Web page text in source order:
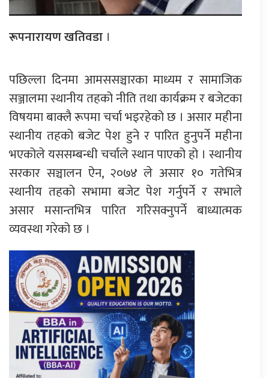
रूपनारायण खतिवडा ।
पछिल्ला दिनमा आमससञ्चारका माध्यम र सामाजिक
सञ्जालमा स्थानीय तहको नीति तथा कार्यक्रम र बजेटका
विषयमा बाक्लै रूपमा चर्चा भइरहेको छ । असार महीना
स्थानीय तहको बजेट पेश हुने र पारित हुनुपर्ने महीना
भएकोले यससम्बन्धी चर्चाले स्थान पाएको हो । स्थानीय
सरकार सञ्चालन ऐन, २०७४ ले असार १० गतेभित्र
स्थानीय तहको सभामा बजेट पेश गर्नुपर्ने र सभाले
असार मसान्तभित्र पारित गरिसक्नुपर्ने बाध्यात्मक
व्यवस्था गरेको छ ।